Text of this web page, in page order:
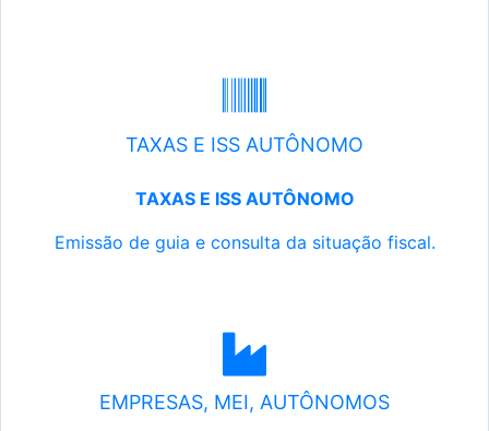
TAXAS E ISS AUTÔNOMO
TAXAS E ISS AUTÔNOMO
Emissão de guia e consulta da situação fiscal.
EMPRESAS, MEI, AUTÔNOMOS